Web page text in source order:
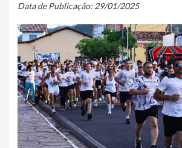
Data de Publicação: 29/01/2025